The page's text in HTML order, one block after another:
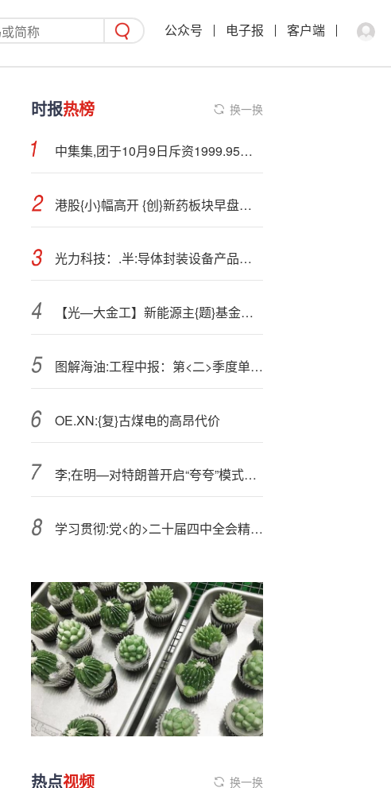
公众号 电子报 客户端
时报热榜 换一换
中集集,团于10月9日斥资1999.95万元回购241.08万股A股
港股{小}幅高开 {创}新药板块早盘走强
光力科技：.半:导体封装设备产品主要为半导体划切、研磨相关的高精密设备和耗材
【光—大金工】新能源主{题}基金净值涨幅占优，被动资金加仓TMT主题ETF——基金市场与ESG产品周报20250929
图解海油:工程中报：第<二>季度单季净利润同比减22.74%
OE.XN:{复}古煤电的高昂代价
李;在明—对特朗普开启“夸夸”模式！3500亿美元换15%关税不变
学习贯彻:党<的>二十届四中全会精神丨坚持扩大内需这个战略基点
热点视频 换一换